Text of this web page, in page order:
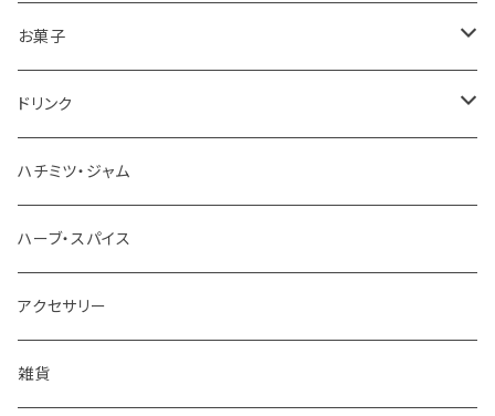
お菓子
チョコレート
ドリンク
お茶
ホットチョコレート
ハチミツ・ジャム
ハーブ・スパイス
アクセサリー
雑貨